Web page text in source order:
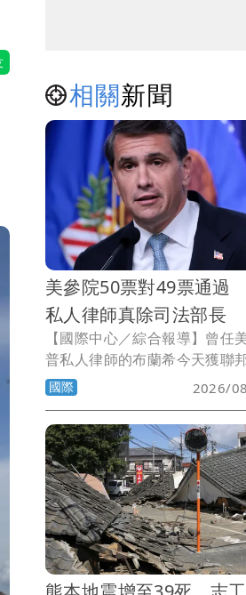
相關新聞
美參院50票對49票通過
私人律師真除司法部長
【國際中心／綜合報導】曾任
普私人律師的布蘭希今天獲聯
認出任司法部長。儘管民主黨
治化引以為憂，共和黨人對此
國際 2026/